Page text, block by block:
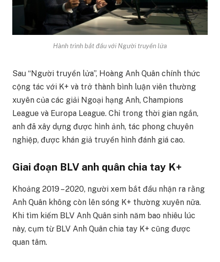
Hành trình bắt đầu với Người truyền lửa
Sau “Người truyền lửa”, Hoàng Anh Quân chính thức
cộng tác với K+ và trở thành bình luận viên thường
xuyên của các giải Ngoại hạng Anh, Champions
League và Europa League. Chỉ trong thời gian ngắn,
anh đã xây dựng được hình ảnh, tác phong chuyên
nghiệp, được khán giả truyền hình đánh giá cao.
Giai đoạn BLV anh quân chia tay K+
Khoảng 2019 – 2020, người xem bắt đầu nhận ra rằng
Anh Quân không còn lên sóng K+ thường xuyên nữa.
Khi tìm kiếm BLV Anh Quân sinh năm bao nhiêu lúc
này, cụm từ BLV Anh Quân chia tay K+ cũng được
quan tâm.